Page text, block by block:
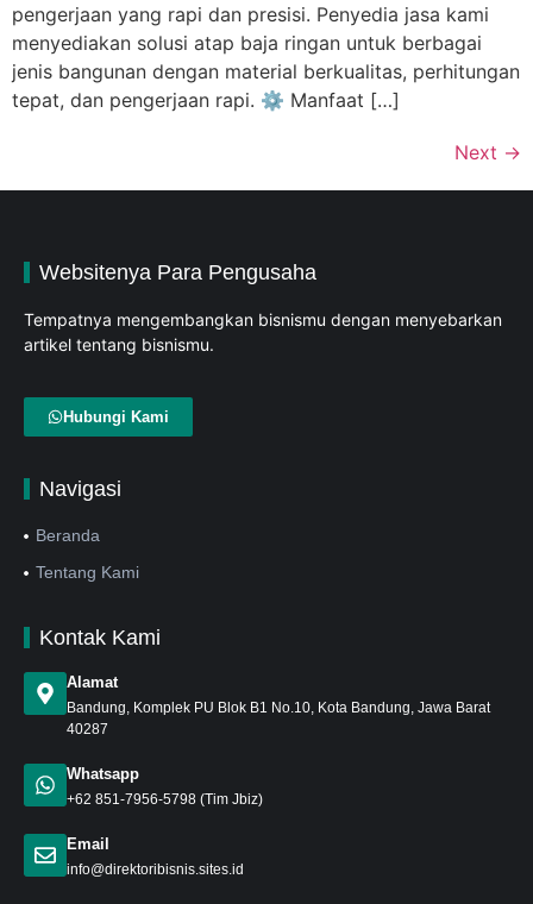
pengerjaan yang rapi dan presisi. Penyedia jasa kami
menyediakan solusi atap baja ringan untuk berbagai
jenis bangunan dengan material berkualitas, perhitungan
tepat, dan pengerjaan rapi. ⚙️ Manfaat […]
Next →
Websitenya Para Pengusaha
Tempatnya mengembangkan bisnismu dengan menyebarkan
artikel tentang bisnismu.
Hubungi Kami
Navigasi
Beranda
Tentang Kami
Kontak Kami
Alamat
Bandung, Komplek PU Blok B1 No.10, Kota Bandung, Jawa Barat
40287
Whatsapp
+62 851-7956-5798 (Tim Jbiz)
Email
info@direktoribisnis.sites.id